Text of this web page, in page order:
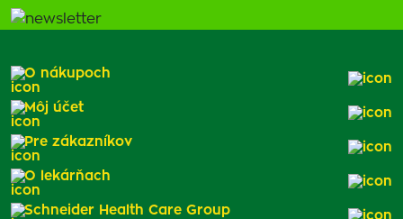
O nákupoch
Môj účet
Pre zákazníkov
O lekárňach
Schneider Health Care Group